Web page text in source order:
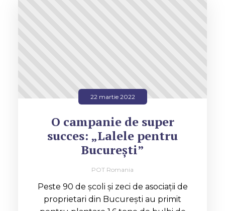
22 martie 2022
O campanie de super
succes: „Lalele pentru
București”
POT Romania
Peste 90 de școli și zeci de asociații de
proprietari din București au primit